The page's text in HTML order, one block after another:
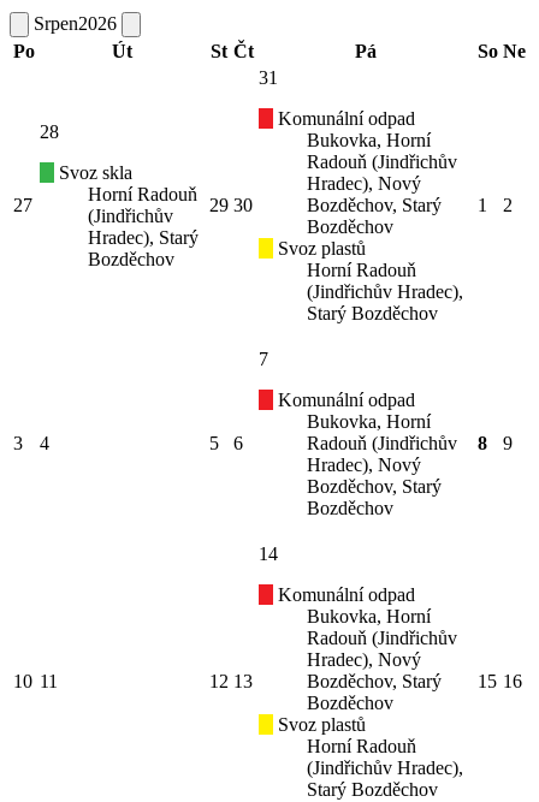
Srpen2026
Po
Út St Čt Pá So Ne
27
28
Svoz skla
Horní Radouň
(Jindřichův
Hradec), Starý
Bozděchov
29 30
31
Komunální odpad
Bukovka, Horní
Radouň (Jindřichův
Hradec), Nový
Bozděchov, Starý
Bozděchov
Svoz plastů
Horní Radouň
(Jindřichův Hradec),
Starý Bozděchov
1 2
3 4 5 6
7
Komunální odpad
Bukovka, Horní
Radouň (Jindřichův
Hradec), Nový
Bozděchov, Starý
Bozděchov
8 9
10 11 12 13
14
Komunální odpad
Bukovka, Horní
Radouň (Jindřichův
Hradec), Nový
Bozděchov, Starý
Bozděchov
Svoz plastů
Horní Radouň
(Jindřichův Hradec),
Starý Bozděchov
15 16